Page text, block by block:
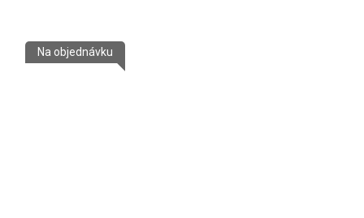
Na objednávku